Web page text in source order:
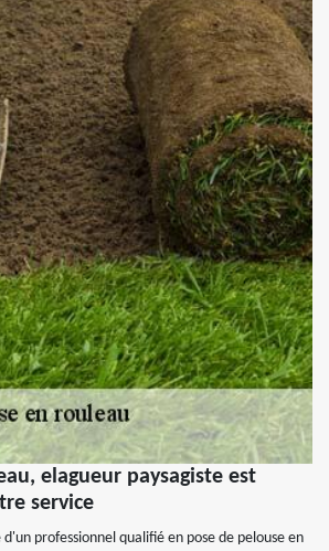
elagueur paysagiste est
service
professionnel qualifié en pose de pelouse en